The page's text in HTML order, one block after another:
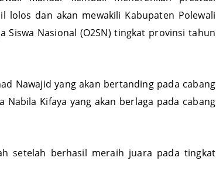
Mandar kembali menorehkan prestasi
lolos dan akan mewakili Kabupaten Polewali
Siswa Nasional (O2SN) tingkat provinsi tahun
Nawajid yang akan bertanding pada cabang
Kifaya yang akan berlaga pada cabang
setelah berhasil meraih juara pada tingkat